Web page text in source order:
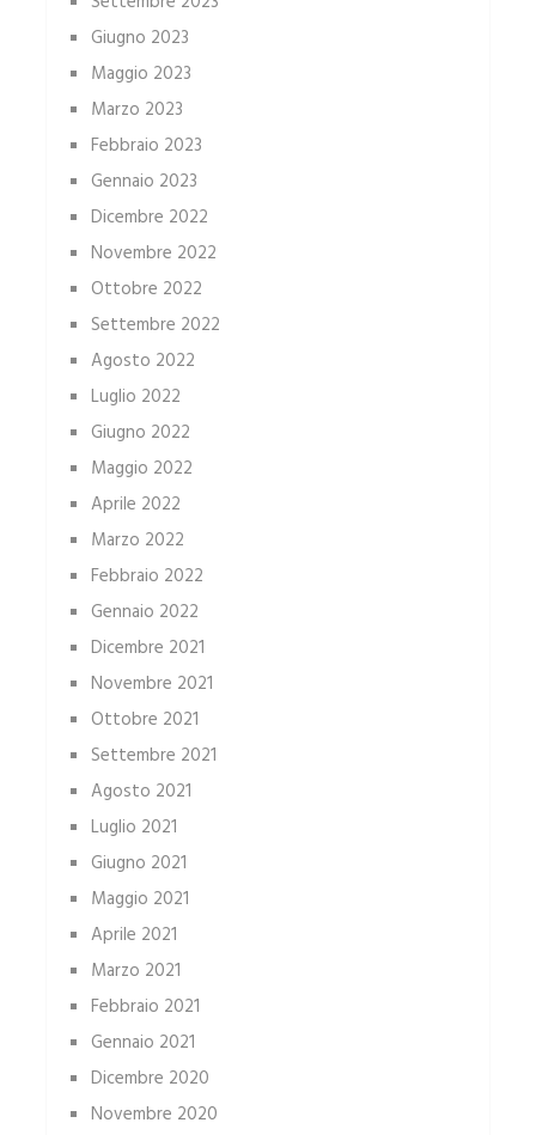
Giugno 2023
Maggio 2023
Marzo 2023
Febbraio 2023
Gennaio 2023
Dicembre 2022
Novembre 2022
Ottobre 2022
Settembre 2022
Agosto 2022
Luglio 2022
Giugno 2022
Maggio 2022
Aprile 2022
Marzo 2022
Febbraio 2022
Gennaio 2022
Dicembre 2021
Novembre 2021
Ottobre 2021
Settembre 2021
Agosto 2021
Luglio 2021
Giugno 2021
Maggio 2021
Aprile 2021
Marzo 2021
Febbraio 2021
Gennaio 2021
Dicembre 2020
Novembre 2020